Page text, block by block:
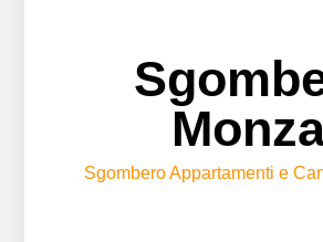
Sgombero Appartamenti e